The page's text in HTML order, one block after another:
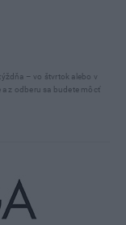
– vo štvrtok alebo v
z odberu sa budete môcť